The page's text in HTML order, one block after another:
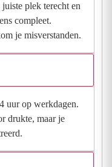
plek terecht en
compleet.
je misverstanden.
uur op werkdagen.
drukte, maar je